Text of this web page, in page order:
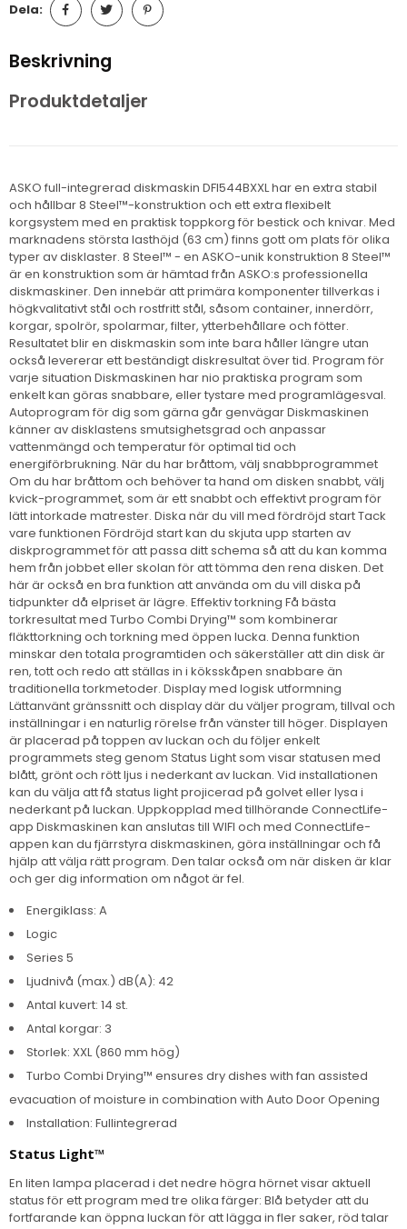
Dela:
Beskrivning
Produktdetaljer
ASKO full-integrerad diskmaskin DFI544BXXL har en extra stabil
och hållbar 8 Steel™-konstruktion och ett extra flexibelt
korgsystem med en praktisk toppkorg för bestick och knivar. Med
marknadens största lasthöjd (63 cm) finns gott om plats för olika
typer av disklaster. 8 Steel™ - en ASKO-unik konstruktion 8 Steel™
är en konstruktion som är hämtad från ASKO:s professionella
diskmaskiner. Den innebär att primära komponenter tillverkas i
högkvalitativt stål och rostfritt stål, såsom container, innerdörr,
korgar, spolrör, spolarmar, filter, ytterbehållare och fötter.
Resultatet blir en diskmaskin som inte bara håller längre utan
också levererar ett beständigt diskresultat över tid. Program för
varje situation Diskmaskinen har nio praktiska program som
enkelt kan göras snabbare, eller tystare med programlägesval.
Autoprogram för dig som gärna går genvägar Diskmaskinen
känner av disklastens smutsighetsgrad och anpassar
vattenmängd och temperatur för optimal tid och
energiförbrukning. När du har bråttom, välj snabbprogrammet
Om du har bråttom och behöver ta hand om disken snabbt, välj
kvick-programmet, som är ett snabbt och effektivt program för
lätt intorkade matrester. Diska när du vill med fördröjd start Tack
vare funktionen Fördröjd start kan du skjuta upp starten av
diskprogrammet för att passa ditt schema så att du kan komma
hem från jobbet eller skolan för att tömma den rena disken. Det
här är också en bra funktion att använda om du vill diska på
tidpunkter då elpriset är lägre. Effektiv torkning Få bästa
torkresultat med Turbo Combi Drying™ som kombinerar
fläkttorkning och torkning med öppen lucka. Denna funktion
minskar den totala programtiden och säkerställer att din disk är
ren, tott och redo att ställas in i köksskåpen snabbare än
traditionella torkmetoder. Display med logisk utformning
Lättanvänt gränssnitt och display där du väljer program, tillval och
inställningar i en naturlig rörelse från vänster till höger. Displayen
är placerad på toppen av luckan och du följer enkelt
programmets steg genom Status Light som visar statusen med
blått, grönt och rött ljus i nederkant av luckan. Vid installationen
kan du välja att få status light projicerad på golvet eller lysa i
nederkant på luckan. Uppkopplad med tillhörande ConnectLife-
app Diskmaskinen kan anslutas till WIFI och med ConnectLife-
appen kan du fjärrstyra diskmaskinen, göra inställningar och få
hjälp att välja rätt program. Den talar också om när disken är klar
och ger dig information om något är fel.
Energiklass: A
Logic
Series 5
Ljudnivå (max.) dB(A): 42
Antal kuvert: 14 st.
Antal korgar: 3
Storlek: XXL (860 mm hög)
Turbo Combi Drying™ ensures dry dishes with fan assisted
evacuation of moisture in combination with Auto Door Opening
Installation: Fullintegrerad
Status Light™
En liten lampa placerad i det nedre högra hörnet visar aktuell
status för ett program med tre olika färger: Blå betyder att du
fortfarande kan öppna luckan för att lägga in fler saker, röd talar